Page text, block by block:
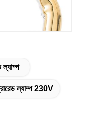
ল্যাম্প
ল্যাম্প 230V